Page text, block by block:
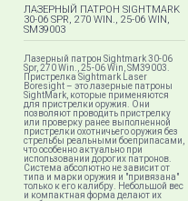
ЛАЗЕРНЫЙ ПАТРОН SIGHTMARK
30-06 SPR, 270 WIN., 25-06 WIN,
SM39003
Лазерный патрон Sightmark 30-06
Spr, 270 Win., 25-06 Win, SM39003.
Пристрелка Sightmark Laser
Boresight – это лазерные патроны
SightMark, которые применяются
для пристрелки оружия. Они
позволяют проводить пристрелку
или проверку ранее выполненной
пристрелки охотничьего оружия без
стрельбы реальными боеприпасами,
что особенно актуально при
использовании дорогих патронов.
Система абсолютно не зависит от
типа и марки оружия и "привязана"
только к его калибру. Небольшой вес
и компактная форма делают их